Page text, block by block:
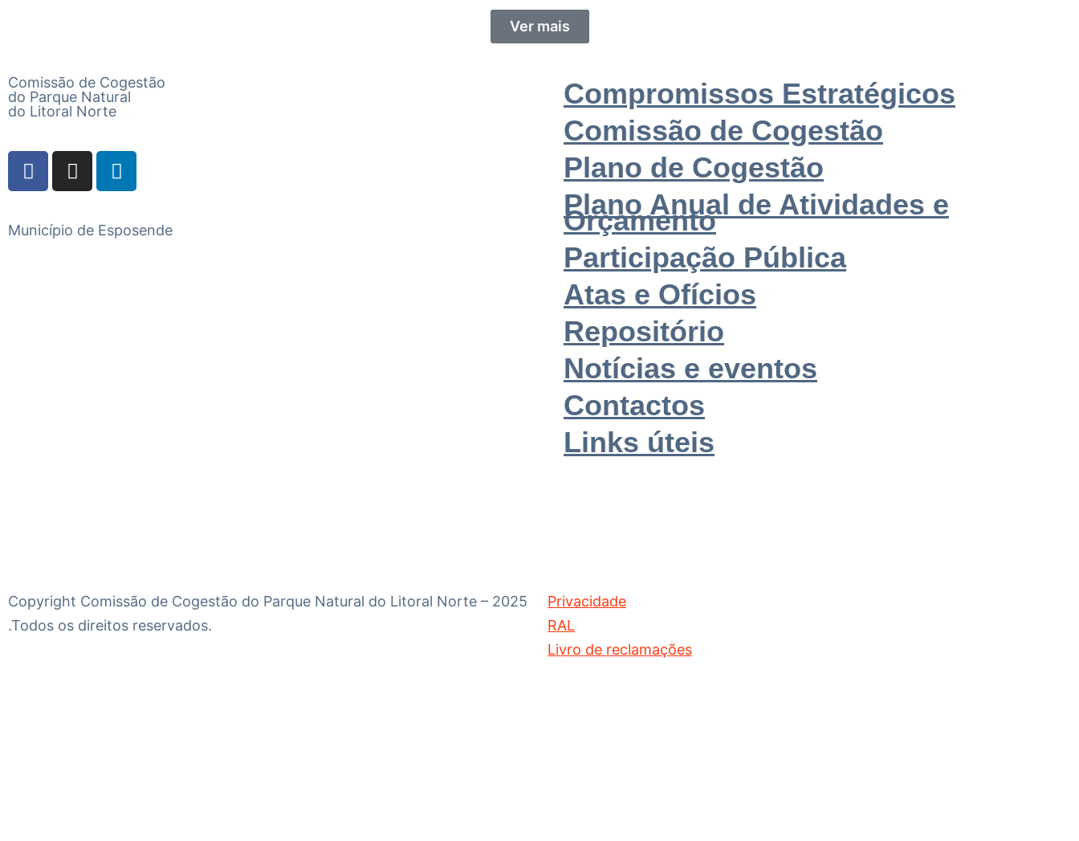
Ver mais
Comissão de Cogestão
do Parque Natural
do Litoral Norte
Município de Esposende
Compromissos Estratégicos
Comissão de Cogestão
Plano de Cogestão
Plano Anual de Atividades e
Orçamento
Participação Pública
Atas e Ofícios
Repositório
Notícias e eventos
Contactos
Links úteis
Copyright Comissão de Cogestão do Parque Natural do Litoral Norte – 2025
.Todos os direitos reservados.
Privacidade
RAL
Livro de reclamações